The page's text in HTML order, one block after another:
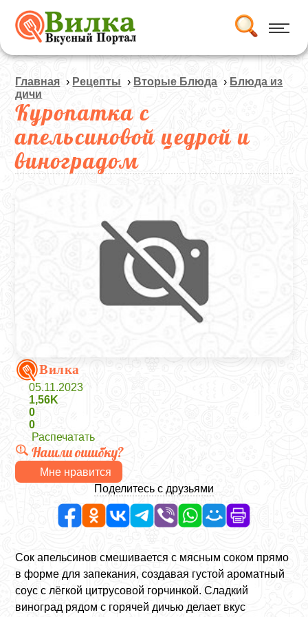
Главная › Рецепты › Вторые Блюда › Блюда из
дичи
Куропатка с
апельсиновой цедрой и
виноградом
Вилка
05.11.2023
1,56K
0
0
Распечатать
Нашли ошибку?
Мне нравится
Поделитесь с друзьями
Сок апельсинов смешивается с мясным соком прямо
в форме для запекания, создавая густой ароматный
соус с лёгкой цитрусовой горчинкой. Сладкий
виноград рядом с горячей дичью делает вкус